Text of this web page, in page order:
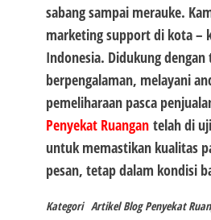
sabang sampai merauke.
marketing support di kota –
Indonesia. Didukung
berpengalaman, melayani
pemeliharaan pasca
Penyekat Ruangantelah di
untuk memastikan kualitas
pesan, tetap dalam kondisi
Kategori Artikel Blog Penyekat